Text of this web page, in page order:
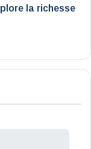
la richesse